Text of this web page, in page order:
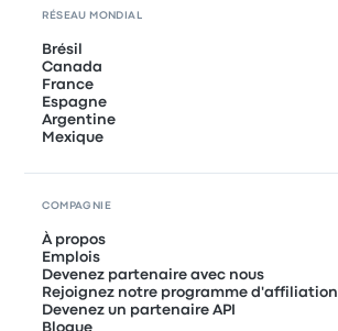
RÉSEAU MONDIAL
Brésil
Canada
France
Espagne
Argentine
Mexique
COMPAGNIE
À propos
Emplois
Devenez partenaire avec nous
Rejoignez notre programme d'affiliation
Devenez un partenaire API
Blogue